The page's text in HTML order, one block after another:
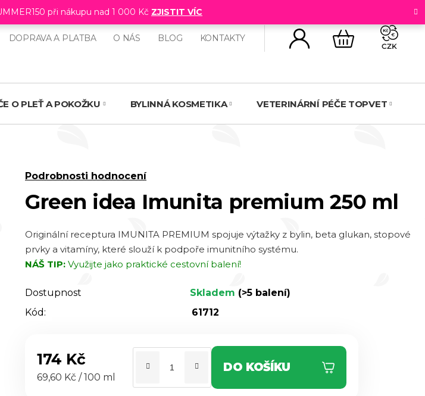
při nákupu nad 1 000 Kč ZJISTIT VÍC
DOPRAVA A PLATBA O NÁS BLOG KONTAKTY
NÁKUPNÍ
KOŠÍK
CZK
O PLEŤ A POKOŽKU BYLINNÁ KOSMETIKA VETERINÁRNÍ PÉČE TOPVET
Green idea Imunita premium 250 ml
Průměrné
produktu
0,0
z 5
hvězdiček.
Podrobnosti hodnocení
Originální receptura IMUNITA PREMIUM spojuje výtažky z bylin, beta glukan, stopové
prvky a vitamíny, které slouží k podpoře imunitního systému.
NÁŠ TIP: Využijte jako praktické cestovní balení!
Dostupnost Skladem (>5 balení)
Kód:
61712
174 Kč
Měrná cena:
69,60 Kč / 100 ml
DO KOŠÍKU